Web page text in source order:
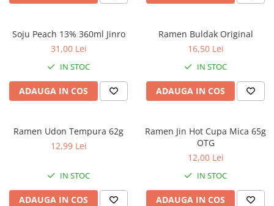
Soju Peach 13% 360ml Jinro
31,00 Lei
IN STOC
ADAUGA IN COS
Ramen Buldak Original
16,50 Lei
IN STOC
ADAUGA IN COS
Ramen Udon Tempura 62g
12,99 Lei
IN STOC
ADAUGA IN COS
Ramen Jin Hot Cupa Mica 65g
OTG
12,00 Lei
IN STOC
ADAUGA IN COS